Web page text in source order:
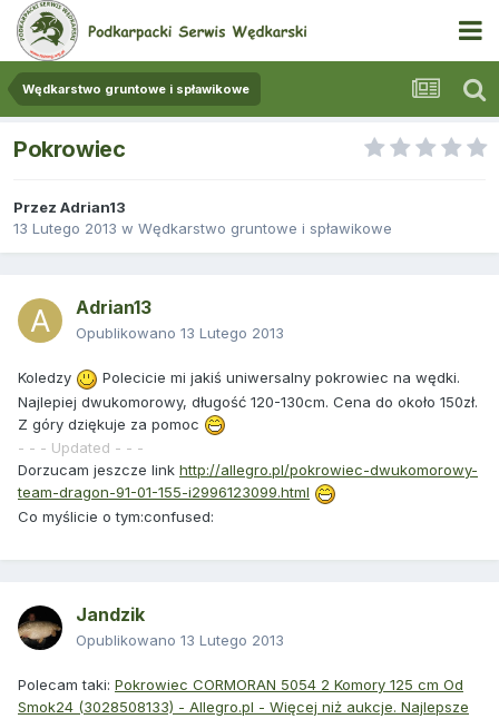
Wędkarstwo gruntowe i spławikowe
Pokrowiec
Przez Adrian13
13 Lutego 2013 w Wędkarstwo gruntowe i spławikowe
Adrian13
Opublikowano 13 Lutego 2013
Koledzy
Polecicie mi jakiś uniwersalny pokrowiec na wędki.
Najlepiej dwukomorowy, długość 120-130cm. Cena do około 150zł.
Z góry dziękuje za pomoc
- - - Updated - - -
Dorzucam jeszcze link http://allegro.pl/pokrowiec-dwukomorowy-
team-dragon-91-01-155-i2996123099.html
Co myślicie o tym:confused:
Jandzik
Opublikowano 13 Lutego 2013
Polecam taki: Pokrowiec CORMORAN 5054 2 Komory 125 cm Od
Smok24 (3028508133) - Allegro.pl - Więcej niż aukcje. Najlepsze